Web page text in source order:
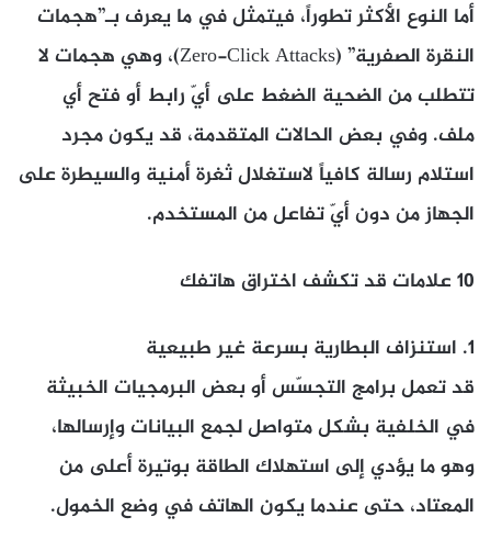
أما النوع الأكثر تطوراً، فيتمثل في ما يعرف بـ”هجمات
النقرة الصفرية” (Zero-Click Attacks)، وهي هجمات لا
تتطلب من الضحية الضغط على أيّ رابط أو فتح أي
ملف. وفي بعض الحالات المتقدمة، قد يكون مجرد
استلام رسالة كافياً لاستغلال ثغرة أمنية والسيطرة على
الجهاز من دون أيّ تفاعل من المستخدم.
10 علامات قد تكشف اختراق هاتفك
1. استنزاف البطارية بسرعة غير طبيعية
قد تعمل برامج التجسّس أو بعض البرمجيات الخبيثة
في الخلفية بشكل متواصل لجمع البيانات وإرسالها،
وهو ما يؤدي إلى استهلاك الطاقة بوتيرة أعلى من
المعتاد، حتى عندما يكون الهاتف في وضع الخمول.